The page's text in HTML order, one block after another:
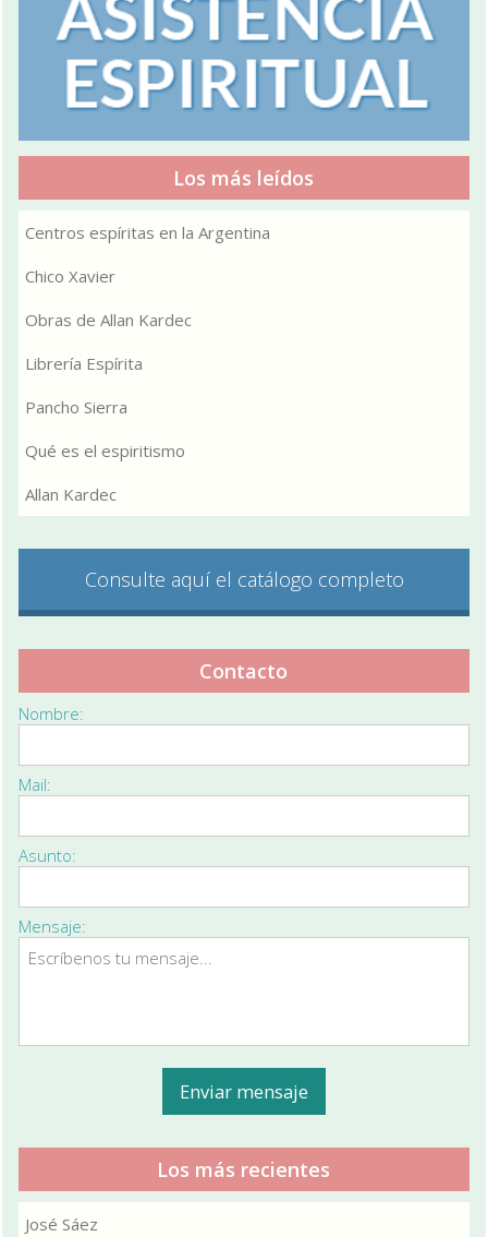
Los más leídos
Centros espíritas en la Argentina
Chico Xavier
Obras de Allan Kardec
Librería Espírita
Pancho Sierra
Qué es el espiritismo
Allan Kardec
Consulte aquí el catálogo completo
Contacto
Nombre:
Mail:
Asunto:
Mensaje:
Los más recientes
José Sáez